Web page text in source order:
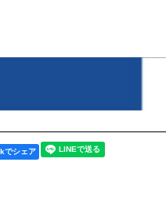
でシェア